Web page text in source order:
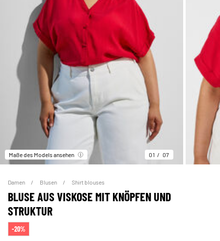
Maße des Models ansehen 01 07
Damen Blusen Shirt blouses
BLUSE AUS VISKOSE MIT KNÖPFEN UND
STRUKTUR
-20%